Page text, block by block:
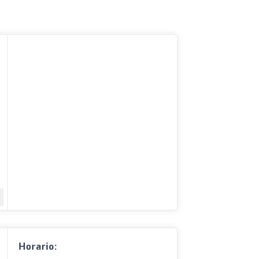
Horario: